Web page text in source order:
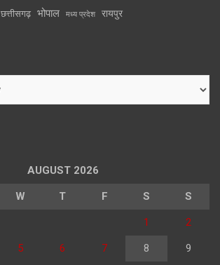
छत्तीसगढ़ भोपाल मध्य प्रदेश रायपुर
AUGUST 2026
W T F S S
1 2
5 6 7 8 9